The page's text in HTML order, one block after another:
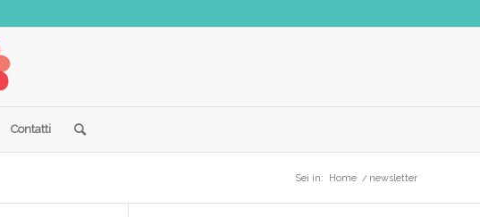
Contatti
Sei in: Home / newsletter